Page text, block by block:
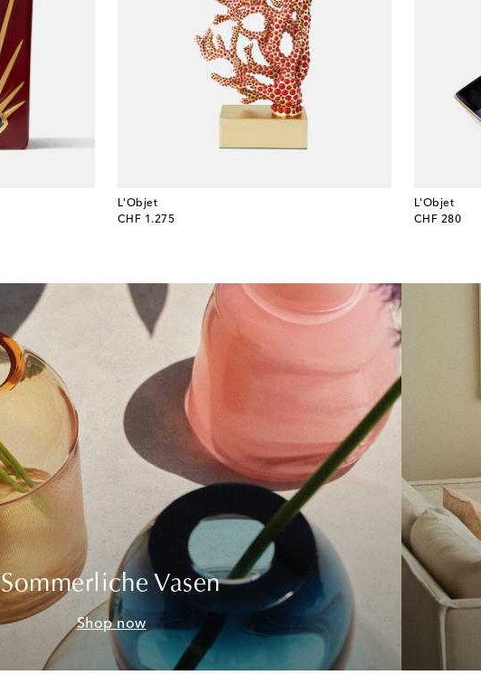
L'Objet
CHF 1.275
original price
L'Objet
CHF 280
original price
Sommerliche Vasen
Shop now